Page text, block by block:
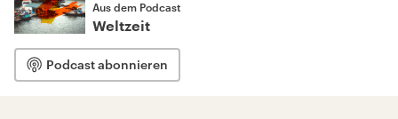
Aus dem Podcast
Weltzeit
Podcast abonnieren